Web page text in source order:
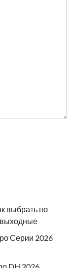
выбрать по
выходные
Серии 2026